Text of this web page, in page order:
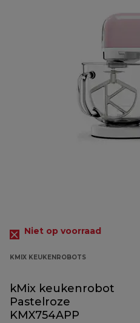
Niet op voorraad
KMIX KEUKENROBOTS
kMix keukenrobot
Pastelroze
KMX754APP